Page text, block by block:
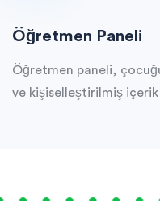
Öğretmen Paneli
Öğretmen paneli,
ve kişiselleştirilmiş içerik